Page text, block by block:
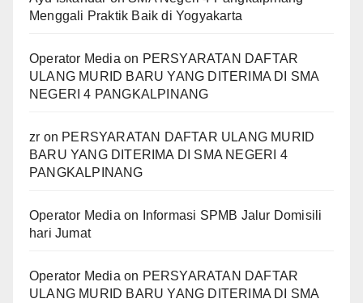
Menggali Praktik Baik di Yogyakarta
Operator Media on PERSYARATAN DAFTAR
ULANG MURID BARU YANG DITERIMA DI SMA
NEGERI 4 PANGKALPINANG
zr on PERSYARATAN DAFTAR ULANG MURID
BARU YANG DITERIMA DI SMA NEGERI 4
PANGKALPINANG
Operator Media on
Informasi SPMB Jalur Domisili
hari Jumat
Operator Media on PERSYARATAN DAFTAR
ULANG MURID BARU YANG DITERIMA DI SMA